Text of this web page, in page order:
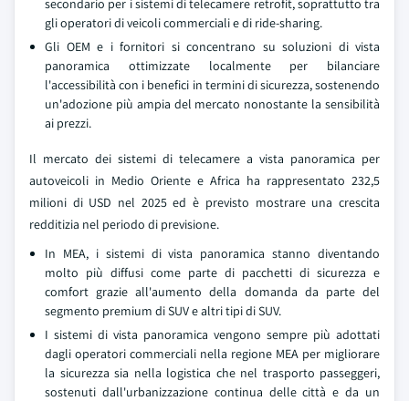
gli operatori di veicoli commerciali e di ride-sharing.
Gli OEM e i fornitori si concentrano su soluzioni di vista
panoramica ottimizzate localmente per bilanciare
l'accessibilità con i benefici in termini di sicurezza, sostenendo
un'adozione più ampia del mercato nonostante la sensibilità
ai prezzi.
Il mercato dei sistemi di telecamere a vista panoramica per
autoveicoli in Medio Oriente e Africa ha rappresentato 232,5
milioni di USD nel 2025 ed è previsto mostrare una crescita
redditizia nel periodo di previsione.
In MEA, i sistemi di vista panoramica stanno diventando
molto più diffusi come parte di pacchetti di sicurezza e
comfort grazie all'aumento della domanda da parte del
segmento premium di SUV e altri tipi di SUV.
I sistemi di vista panoramica vengono sempre più adottati
dagli operatori commerciali nella regione MEA per migliorare
la sicurezza sia nella logistica che nel trasporto passeggeri,
sostenuti dall'urbanizzazione continua delle città e da un